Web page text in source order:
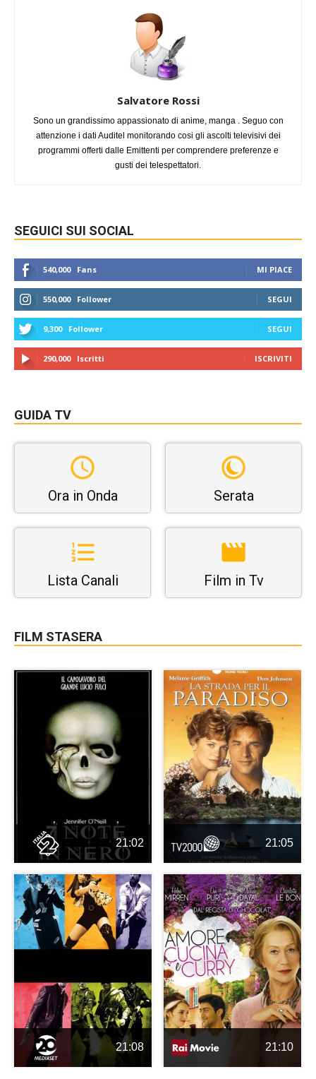
Salvatore Rossi
Sono un grandissimo appassionato di anime, manga . Seguo con
attenzione i dati Auditel monitorando cosi gli ascolti televisivi dei
programmi offerti dalle Emittenti per comprendere preferenze e
gusti dei telespettatori.
SEGUICI SUI SOCIAL
540,000 Fans MI PIACE
550,000 Follower SEGUI
9,300 Follower SEGUI
290,000 Iscritti ISCRIVITI
GUIDA TV
Ora in Onda Serata
Lista Canali Film in Tv
FILM STASERA
21:02 21:05
21:08 21:10